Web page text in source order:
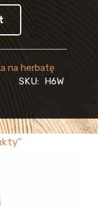
na herbatę
SKU: H6W